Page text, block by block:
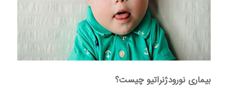
بیماری نورودژنراتیو چیست؟